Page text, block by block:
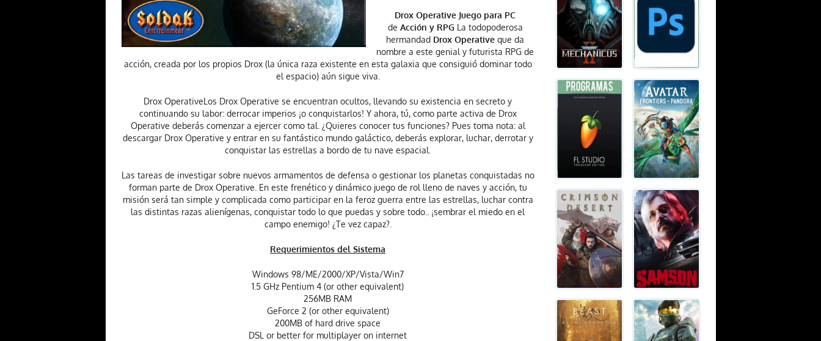
Drox Operative Juego para PC
de Acción y RPGLa todopoderosa
hermandad Drox Operative que da
nombre a este genial y futurista RPG de
acción, creada por los propios Drox (la única raza existente en esta galaxia que consiguió dominar todo
el espacio) aún sigue viva.
Drox OperativeLos Drox Operative se encuentran ocultos, llevando su existencia en secreto y
continuando su labor: derrocar imperios ¡o conquistarlos! Y ahora, tú, como parte activa de Drox
Operative deberás comenzar a ejercer como tal. ¿Quieres conocer tus funciones? Pues toma nota: al
descargar Drox Operative y entrar en su fantástico mundo galáctico, deberás explorar, luchar, derrotar y
conquistar las estrellas a bordo de tu nave espacial.
Las tareas de investigar sobre nuevos armamentos de defensa o gestionar los planetas conquistadas no
forman parte de Drox Operative. En este frenético y dinámico juego de rol lleno de naves y acción, tu
misión será tan simple y complicada como participar en la feroz guerra entre las estrellas, luchar contra
las distintas razas alienígenas, conquistar todo lo que puedas y sobre todo.. ¡sembrar el miedo en el
campo enemigo! ¿Te vez capaz?.
Requerimientos del Sistema
Windows 98/ME/2000/XP/Vista/Win7
1.5 GHz Pentium 4 (or other equivalent)
256MB RAM
GeForce 2 (or other equivalent)
200MB of hard drive space
DSL or better for multiplayer on internet